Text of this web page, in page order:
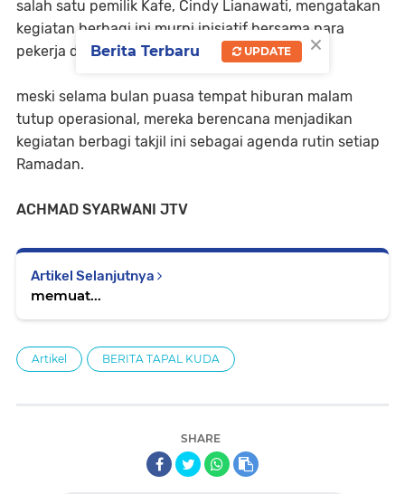
salah satu pemilik Kafe, Cindy Lianawati, mengatakan
kegiatan berbagi ini murni inisiatif bersama para
pekerja dan pengusaha setempat.
meski selama bulan puasa tempat hiburan malam
tutup operasional, mereka berencana menjadikan
kegiatan berbagi takjil ini sebagai agenda rutin setiap
Ramadan.
ACHMAD SYARWANI JTV
Artikel Selanjutnya
memuat...
Artikel BERITA TAPAL KUDA
SHARE
×
Berita Terbaru UPDATE